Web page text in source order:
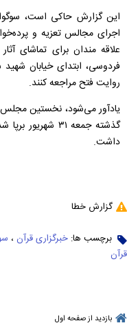
این گزارش حاکی است،
علاقه مندان برای تماشای
فردوسی، ابتدای خیابان شهید
روایت فتح مراجعه کنند.
یادآور می‌شود، نخستین
گذشته جمعه ۳۱ شهریور برپا شد
داشت.
گزارش خطا
برچسب ها: خبرگزاری قرآن ،
قرآن
بازدید از صفحه اول